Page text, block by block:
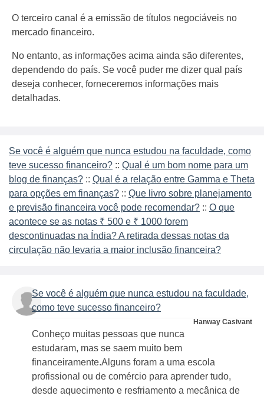
O terceiro canal é a emissão de títulos negociáveis ​​no
mercado financeiro.
No entanto, as informações acima ainda são diferentes,
dependendo do país. Se você puder me dizer qual país
deseja conhecer, forneceremos informações mais
detalhadas.
Se você é alguém que nunca estudou na faculdade, como
teve sucesso financeiro? :: Qual é um bom nome para um
blog de finanças? :: Qual é a relação entre Gamma e Theta
para opções em finanças? :: Que livro sobre planejamento
e previsão financeira você pode recomendar? :: O que
acontece se as notas ₹ 500 e ₹ 1000 forem
descontinuadas na Índia? A retirada dessas notas da
circulação não levaria a maior inclusão financeira?
Se você é alguém que nunca estudou na faculdade,
como teve sucesso financeiro?
Hanway Casivant
Conheço muitas pessoas que nunca
estudaram, mas se saem muito bem
financeiramente.Alguns foram a uma escola
profissional ou de comércio para aprender tudo,
desde aquecimento e resfriamento a mecânica de